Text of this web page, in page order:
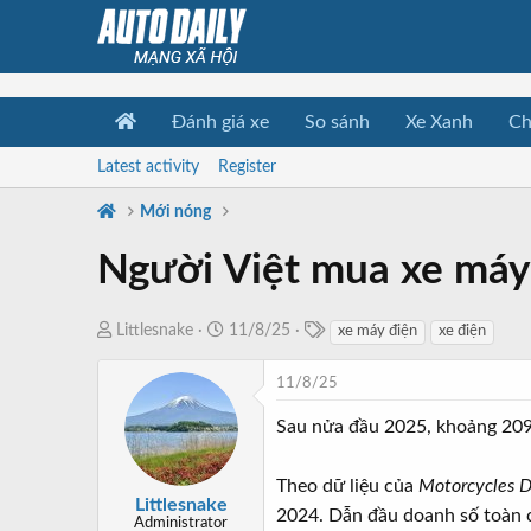
Đánh giá xe So sánh Xe Xanh
Latest activity Register
Mới nóng
Người Việt mua xe
T
Littlesnake
N
y
b
ắ
11/8/25
g
xe máy điện xe điện
Littlesnake
Administrator
11/8/25
Sau nửa đầu 2025, khoảng
Theo dữ liệu của Motorcycles
2024. Dẫn đầu doanh số